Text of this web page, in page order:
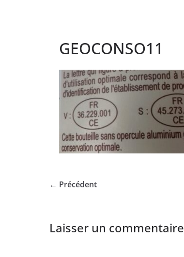
GEOCONSO11
← Précédent
Laisser un commentaire